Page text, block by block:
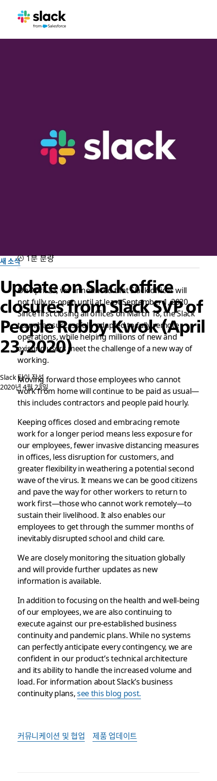
새 소식
Update on Slack office
closures from Slack SVP of
People Robby Kwok (April
23, 2020)
Slack 팀이 작성
2020년 4월 23일
1분 분량
On April 23, we announced that Slack offices will
not fully re-open until at least September 1, 2020.
Since first closing all offices on March 18, the Slack
team has successfully adapted to fully remote
operations, while helping millions of new and
existing users meet the challenge of a new way of
working.
Moving forward those employees who cannot
work from home will continue to be paid as usual—
this includes contractors and people paid hourly.
Keeping offices closed and embracing remote
work for a longer period means less exposure for
our employees, fewer invasive distancing measures
in offices, less disruption for customers, and
greater flexibility in weathering a potential second
wave of the virus. It means we can be good citizens
and pave the way for other workers to return to
work first—those who cannot work remotely—to
sustain their livelihood. It also enables our
employees to get through the summer months of
inevitably disrupted school and child care.
We are closely monitoring the situation globally
and will provide further updates as new
information is available.
In addition to focusing on the health and well-being
of our employees, we are also continuing to
execute against our pre-established business
continuity and pandemic plans. While no systems
can perfectly anticipate every contingency, we are
confident in our product’s technical architecture
and its ability to handle the increased volume and
load. For information about Slack’s business
continuity plans,see this blog post.
커뮤니케이션 및 협업 제품 업데이트